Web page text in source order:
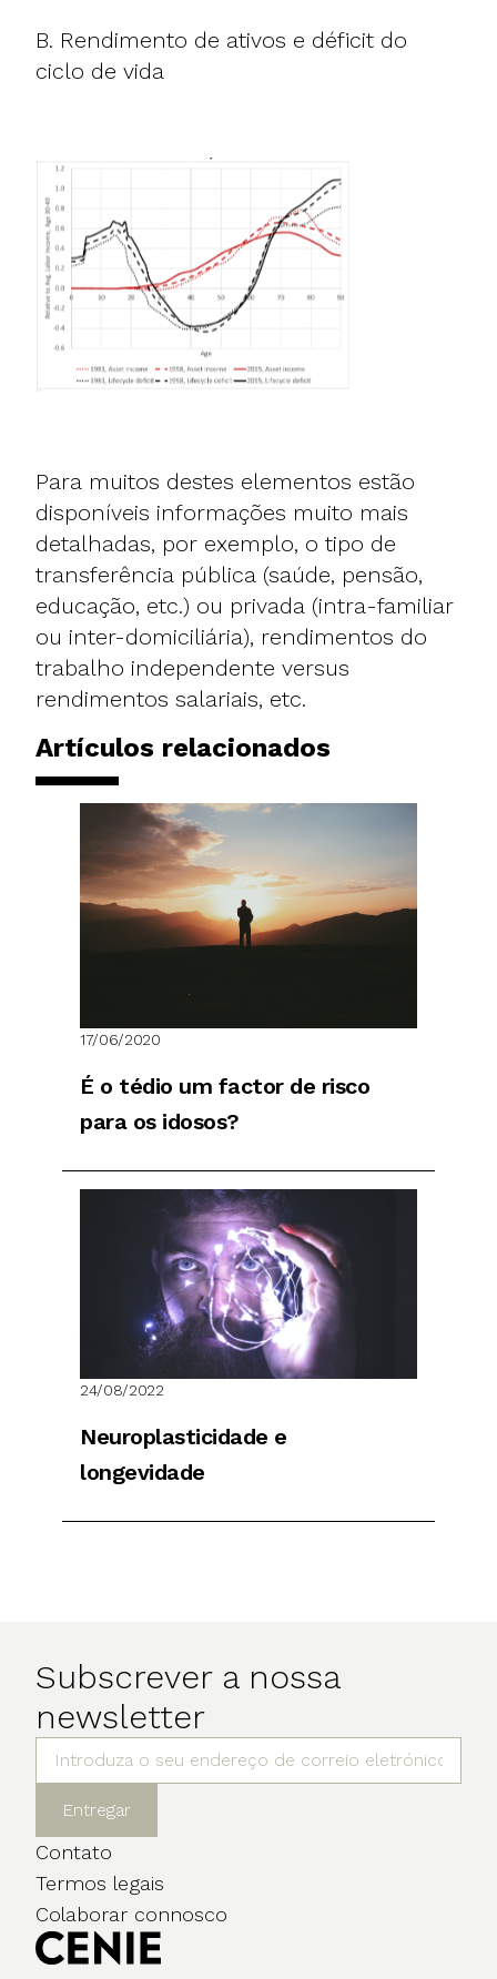
B. Rendimento de ativos e déficit do
ciclo de vida
Para muitos destes elementos estão
disponíveis informações muito mais
detalhadas, por exemplo, o tipo de
transferência pública (saúde, pensão,
educação, etc.) ou privada (intra-familiar
ou inter-domiciliária), rendimentos do
trabalho independente versus
rendimentos salariais, etc.
Artículos relacionados
17/06/2020
É o tédio um factor de risco
para os idosos?
24/08/2022
Neuroplasticidade e
longevidade
Subscrever a nossa
newsletter
Entregar
Contato
Termos legais
Colaborar connosco